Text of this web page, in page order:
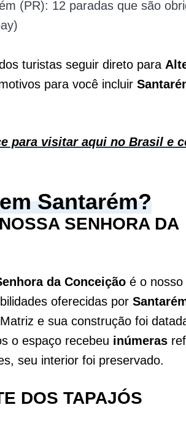
(PR): 12 paradas que são
turistas seguir direto para
para você incluir
para visitar aqui no Brasil e
Santarém?
SENHORA DA
da Conceição é o
oferecidas por
e sua construção foi
o espaço recebeu inúmeras
seu interior foi preservado.
DOS TAPAJÓS